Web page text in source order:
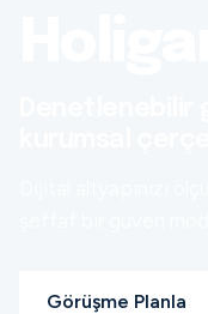
Görüşme Planla